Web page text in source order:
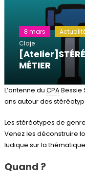
8 mars
Claje
MÉTIER
L’antenne du CPABessie
ans autour des
Les stéréotypes de
Venez les déconstruire
ludique sur la
Quand ?